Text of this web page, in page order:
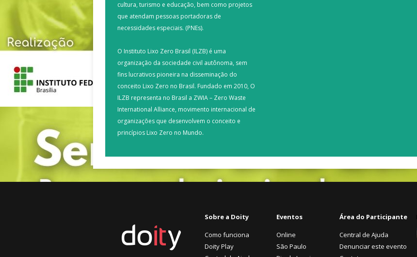
cultura, turismo e educação, bem como projetos
que atendam pessoas portadoras de
necessidades especiais. (PNEs).
O Instituto Lixo Zero Brasil (ILZB) é uma
organização da sociedade civil autônoma, sem
fins lucrativos pioneira na disseminação do
conceito Lixo Zero no Brasil. Fundado em 2010, O
ILZB representa no Brasil a ZWIA – Zero Waste
International Alliance, movimento internacional de
organizações que desenvolvem o conceito e
princípios Lixo Zero no Mundo.
Sobre a Doity
Como funciona
Doity Play
Eventos
Online
São Paulo
Área do Participante
Central de Ajuda
Denunciar este evento